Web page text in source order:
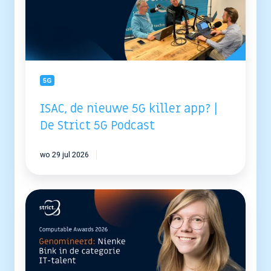
Strict
Podcast
5G
ISAC, de nieuwe 5G killer app? |
De Strict 5G Podcast
wo 29 jul 2026
Nienke
Bink
voor
Computable
Awards